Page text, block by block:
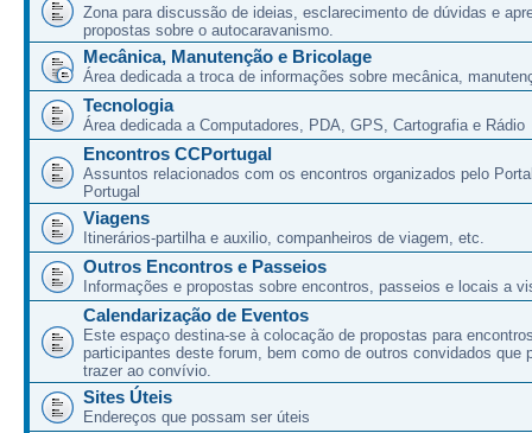
Zona para discussão de ideias, esclarecimento de dúvidas e
propostas sobre o autocaravanismo.
Mecânica, Manutenção e Bricolage
Área dedicada a troca de informações sobre mecânica,
Tecnologia
Área dedicada a Computadores, PDA, GPS, Cartografia e Rádio
Encontros CCPortugal
Assuntos relacionados com os encontros organizados pelo
Portugal
Viagens
Itinerários-partilha e auxilio, companheiros de viagem, etc.
Outros Encontros e Passeios
Informações e propostas sobre encontros, passeios e locais a
Calendarização de Eventos
Este espaço destina-se à colocação de propostas para
participantes deste forum, bem como de outros convidados que
trazer ao convívio.
Sites Úteis
Endereços que possam ser úteis